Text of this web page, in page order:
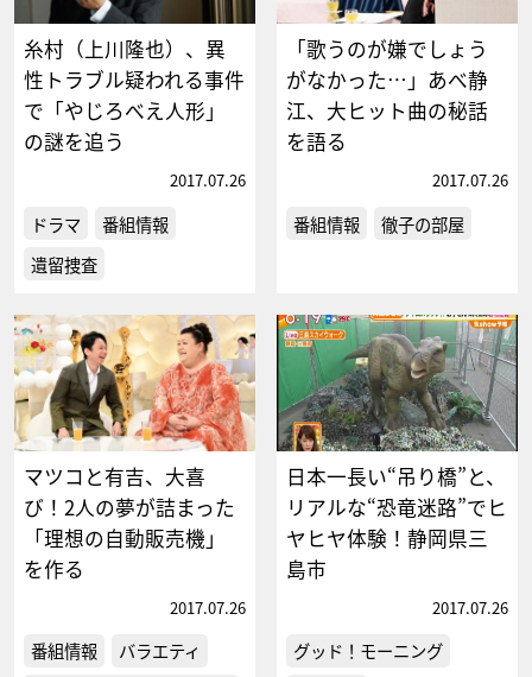
糸村（上川隆也）、異
性トラブル疑われる事件
で「やじろべえ人形」
の謎を追う
2017.07.26
ドラマ
番組情報
遺留捜査
「歌うのが嫌でしょう
がなかった…」あべ静
江、大ヒット曲の秘話
を語る
2017.07.26
番組情報 徹子の部屋
マツコと有吉、大喜
び！2人の夢が詰まった
「理想の自動販売機」
を作る
2017.07.26
番組情報
バラエティ
日本一長い“吊り橋”と、
リアルな“恐竜迷路”でヒ
ヤヒヤ体験！静岡県三
島市
2017.07.26
グッド！モーニング